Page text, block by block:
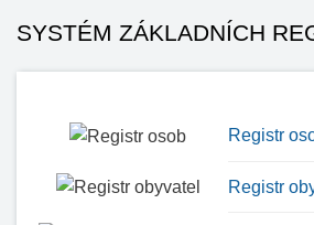
SYSTÉM ZÁKLADNÍCH
Registr
Registr